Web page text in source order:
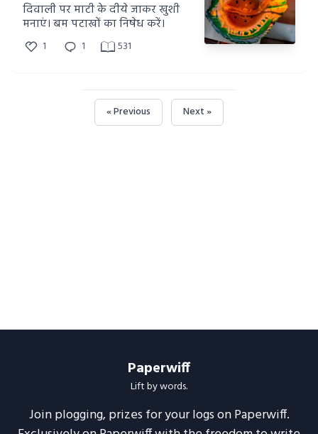
दिवाली पर माटी के दीये जाकर खुशी
मनाएं। बम पटाखों का निषेध करें।
1 1 531
« Previous Next »
Paperwiff
Lift by words.
Join plogging, prizes for your logs on Paperwiff.